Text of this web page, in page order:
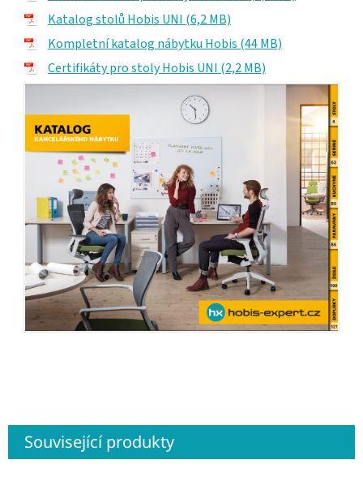
Související produkty
Katalog stolů Hobis UNI (6,2 MB)
Kompletní katalog nábytku Hobis (44 MB)
Certifikáty pro stoly Hobis UNI (2,2 MB)